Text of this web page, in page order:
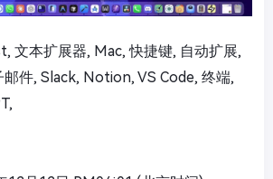
文本扩展器, Mac, 快捷键, 自动扩展,
邮件, Slack, Notion, VS Code, 终端,